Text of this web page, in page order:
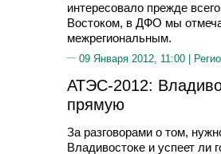
интересовало прежде
Востоком, в ДФО мы
межрегиональным.
09 Января 2012, 11:00 |
АТЭС-2012:
прямую
За разговорами о том,
Владивостоке и успеет ли